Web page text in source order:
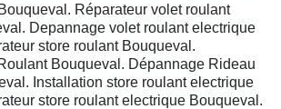
Réparateur volet roulant
Depannage volet roulant electrique
store roulant Bouqueval.
Bouqueval. Dépannage Rideau
Installation store roulant electrique
store roulant electrique Bouqueval.